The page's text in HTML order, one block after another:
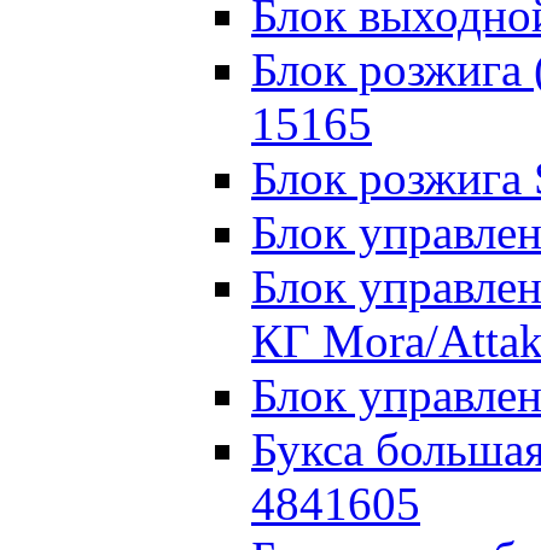
Блок
Блок розжига
15165
Блок
Блок
Блок
КГ Mora/
Блок
Букса
4841605